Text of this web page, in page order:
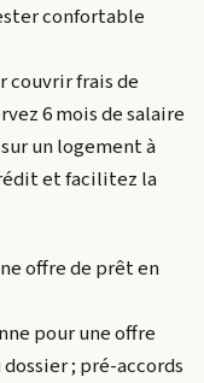
confortable
couvrir frais de
6 mois de salaire
un logement à
et facilitez la
offre de prêt en
pour une offre
; pré-accords